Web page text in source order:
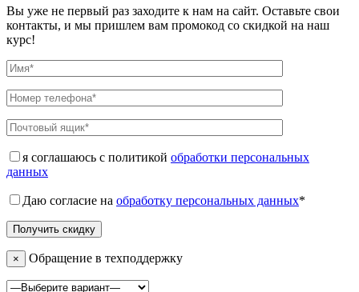
Вы уже не первый раз заходите к нам на сайт. Оставьте свои
контакты, и мы пришлем вам промокод со скидкой на наш
курс!
я соглашаюсь с политикой обработки персональных
данных
Даю согласие на обработку персональных данных*
× Обращение в техподдержку